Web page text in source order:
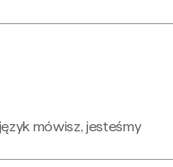
mówisz, jesteśmy